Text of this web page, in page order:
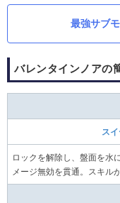
最強サブ
バレンタインノアの
ス
ロックを解除し、盤面を水
メージ無効を貫通。スキル